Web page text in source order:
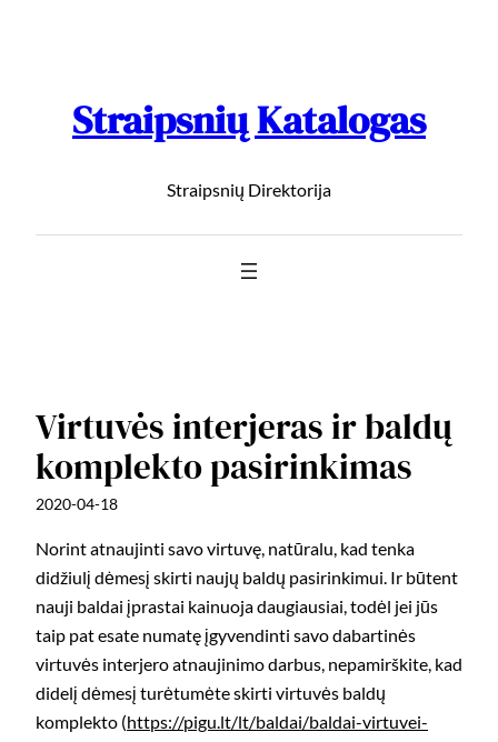
Straipsnių Katalogas
Straipsnių Direktorija
Virtuvės interjeras ir baldų
komplekto pasirinkimas
2020-04-18
Norint atnaujinti savo virtuvę, natūralu, kad tenka
didžiulį dėmesį skirti naujų baldų pasirinkimui. Ir būtent
nauji baldai įprastai kainuoja daugiausiai, todėl jei jūs
taip pat esate numatę įgyvendinti savo dabartinės
virtuvės interjero atnaujinimo darbus, nepamirškite, kad
didelį dėmesį turėtumėte skirti virtuvės baldų
komplekto (https://pigu.lt/lt/baldai/baldai-virtuvei-